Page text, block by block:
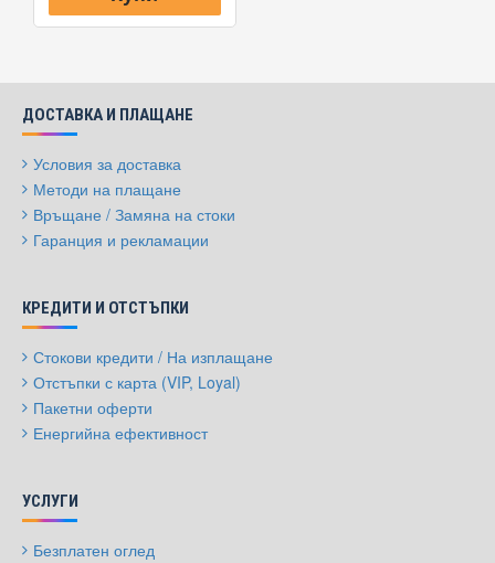
ДОСТАВКА И ПЛАЩАНЕ
Условия за доставка
Методи на плащане
Връщане / Замяна на стоки
Гаранция и рекламации
КРЕДИТИ И ОТСТЪПКИ
Стокови кредити / На изплащане
Отстъпки с карта (VIP, Loyal)
Пакетни оферти
Енергийна ефективност
УСЛУГИ
Безплатен оглед